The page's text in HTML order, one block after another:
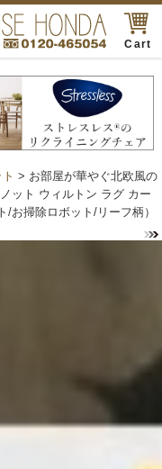
Cart
> お部屋が華やぐ北欧風の
ット ウィルトン ラグ カー
お掃除ロボット/リーフ柄）